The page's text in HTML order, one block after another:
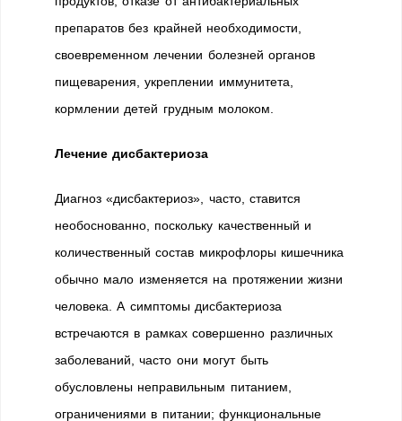
препаратов без крайней необходимости,
своевременном лечении болезней органов
пищеварения, укреплении иммунитета,
кормлении детей грудным молоком.
Лечение дисбактериоза
Диагноз «дисбактериоз», часто, ставится
необоснованно, поскольку качественный и
количественный состав микрофлоры кишечника
обычно мало изменяется на протяжении жизни
человека. А симптомы дисбактериоза
встречаются в рамках совершенно различных
заболеваний, часто они могут быть
обусловлены неправильным питанием,
ограничениями в питании; функциональные